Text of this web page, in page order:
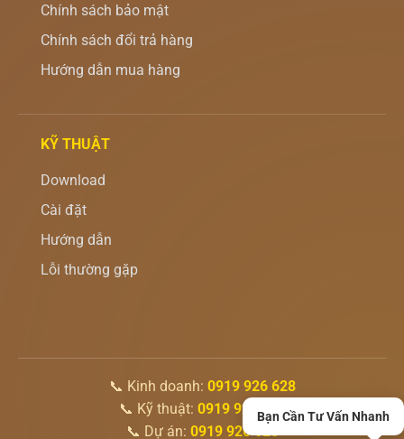
Chính sách bảo mật
Chính sách đổi trả hàng
Hướng dẫn mua hàng
KỸ THUẬT
Download
Cài đặt
Hướng dẫn
Lỗi thường gặp
📞 Kinh doanh: 0919 926 628
📞 Kỹ thuật: 0919 926 628
📞 Dự án: 0919 926 628
Bạn Cần Tư Vấn Nhanh